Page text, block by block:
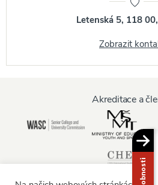
Letenská 5, 118
Zobrazit
Akreditace a